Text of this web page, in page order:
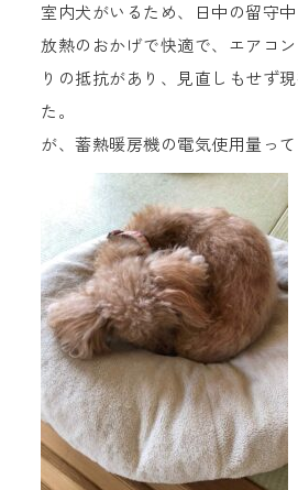
室内犬がいるため、日中の留守
放熱のおかげで快適で、エアコ
りの抵抗があり、見直しもせず
た。
が、蓄熱暖房機の電気使用量って